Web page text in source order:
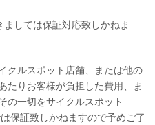
しては保証対応致しかねま
クルスポット店舗、または他の
たりお客様が負担した費用、ま
の一切をサイクルスポット
保証致しかねますので予めご了